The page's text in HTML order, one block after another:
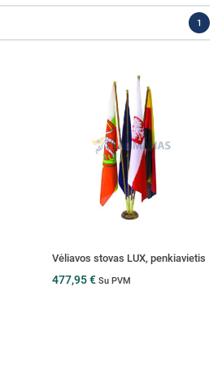
1
Vėliavos stovas LUX, penkiavietis
477,95 € Su PVM